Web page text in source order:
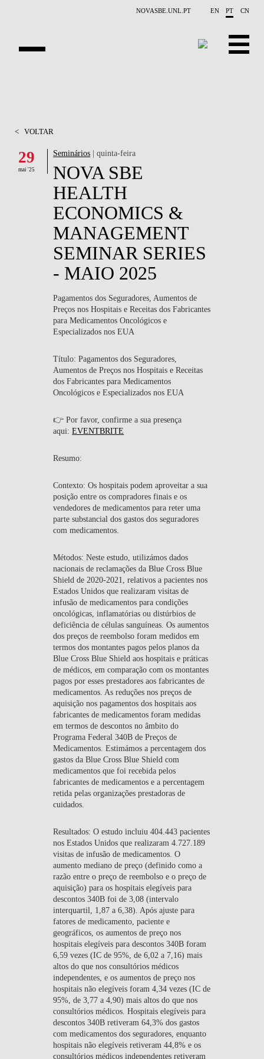
NOVASBE.UNL.PT EN PT CN
NOTÍCIAS
PUBLICAÇÕES
< VOLTAR
29
mai '25
Seminários | quinta-feira
NOVA SBE
HEALTH
ECONOMICS &
MANAGEMENT
SEMINAR SERIES
- MAIO 2025
Pagamentos dos Seguradores, Aumentos de
Preços nos Hospitais e Receitas dos Fabricantes
para Medicamentos Oncológicos e
Especializados nos EUA
Título: Pagamentos dos Seguradores,
Aumentos de Preços nos Hospitais e Receitas
dos Fabricantes para Medicamentos
Oncológicos e Especializados nos EUA
👉Por favor, confirme a sua presença
aqui: EVENTBRITE
Resumo:
Contexto: Os hospitais podem aproveitar a sua
posição entre os compradores finais e os
vendedores de medicamentos para reter uma
parte substancial dos gastos dos seguradores
com medicamentos.
Métodos: Neste estudo, utilizámos dados
nacionais de reclamações da Blue Cross Blue
Shield de 2020-2021, relativos a pacientes nos
Estados Unidos que realizaram visitas de
infusão de medicamentos para condições
oncológicas, inflamatórias ou distúrbios de
deficiência de células sanguíneas. Os aumentos
dos preços de reembolso foram medidos em
termos dos montantes pagos pelos planos da
Blue Cross Blue Shield aos hospitais e práticas
de médicos, em comparação com os montantes
pagos por esses prestadores aos fabricantes de
medicamentos. As reduções nos preços de
aquisição nos pagamentos dos hospitais aos
fabricantes de medicamentos foram medidas
em termos de descontos no âmbito do
Programa Federal 340B de Preços de
Medicamentos. Estimámos a percentagem dos
gastos da Blue Cross Blue Shield com
medicamentos que foi recebida pelos
fabricantes de medicamentos e a percentagem
retida pelas organizações prestadoras de
cuidados.
Resultados: O estudo incluiu 404.443 pacientes
nos Estados Unidos que realizaram 4.727.189
visitas de infusão de medicamentos. O
aumento mediano de preço (definido como a
razão entre o preço de reembolso e o preço de
aquisição) para os hospitais elegíveis para
descontos 340B foi de 3,08 (intervalo
interquartil, 1,87 a 6,38). Após ajuste para
fatores de medicamento, paciente e
geográficos, os aumentos de preço nos
hospitais elegíveis para descontos 340B foram
6,59 vezes (IC de 95%, de 6,02 a 7,16) mais
altos do que nos consultórios médicos
independentes, e os aumentos de preço nos
hospitais não elegíveis foram 4,34 vezes (IC de
95%, de 3,77 a 4,90) mais altos do que nos
consultórios médicos. Hospitais elegíveis para
descontos 340B retiveram 64,3% dos gastos
com medicamentos dos seguradores, enquanto
hospitais não elegíveis retiveram 44,8% e os
consultórios médicos independentes retiveram